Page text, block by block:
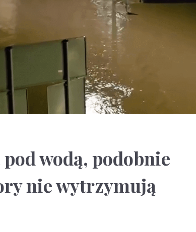
wodą, podobnie
nie wytrzymują